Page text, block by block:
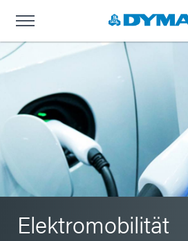
Elektromobilität